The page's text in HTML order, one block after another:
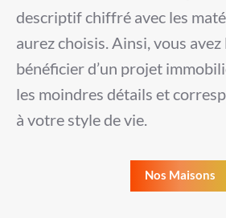
descriptif chiffré avec les
aurez choisis. Ainsi, vous avez
bénéficier d’un projet
les moindres détails et
à votre style de vie.
Nos Maisons